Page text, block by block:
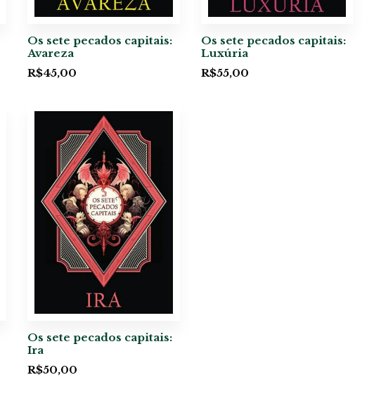
Os sete pecados capitais:
Avareza
R$45,00
Os sete pecados capitais:
Luxúria
R$55,00
Os sete pecados capitais:
Ira
R$50,00